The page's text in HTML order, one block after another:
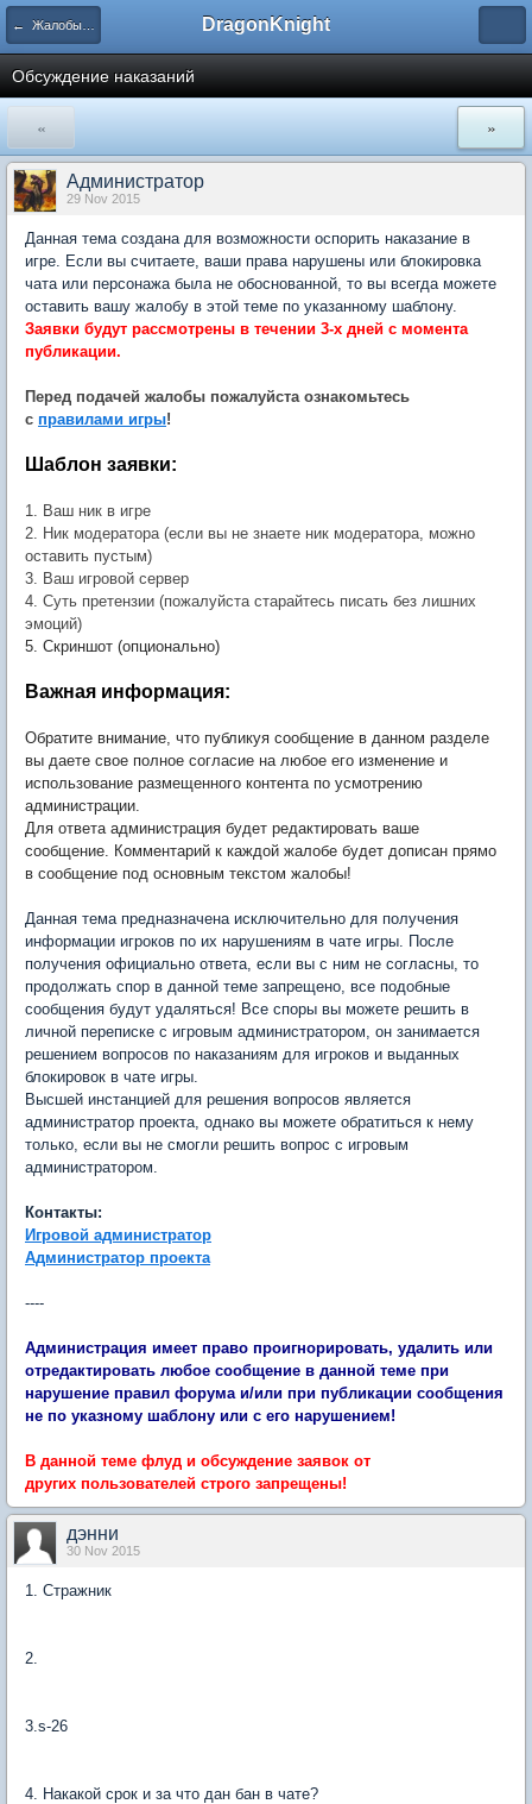
← Жалобы и наказания. Благодарности DragonKnight
Обсуждение наказаний
« »
Администратор
29 Nov 2015
Данная тема создана для возможности оспорить наказание в
игре. Если вы считаете, ваши права нарушены или блокировка
чата или персонажа была не обоснованной, то вы всегда можете
оставить вашу жалобу в этой теме по указанному шаблону.
Заявки будут рассмотрены в течении 3-х дней с момента
публикации.
Перед подачей жалобы пожалуйста ознакомьтесь
с правилами игры!
Шаблон заявки:
1. Ваш ник в игре
2. Ник модератора (если вы не знаете ник модератора, можно
оставить пустым)
3. Ваш игровой сервер
4. Суть претензии (пожалуйста старайтесь писать без лишних
эмоций)
5. Скриншот (опционально)
Важная информация:
Обратите внимание, что публикуя сообщение в данном разделе
вы даете свое полное согласие на любое его изменение и
использование размещенного контента по усмотрению
администрации.
Для ответа администрация будет редактировать ваше
сообщение. Комментарий к каждой жалобе будет дописан прямо
в сообщение под основным текстом жалобы!
Данная тема предназначена исключительно для получения
информации игроков по их нарушениям в чате игры. После
получения официально ответа, если вы с ним не согласны, то
продолжать спор в данной теме запрещено, все подобные
сообщения будут удаляться! Все споры вы можете решить в
личной переписке с игровым администратором, он занимается
решением вопросов по наказаниям для игроков и выданных
блокировок в чате игры.
Высшей инстанцией для решения вопросов является
администратор проекта, однако вы можете обратиться к нему
только, если вы не смогли решить вопрос с игровым
администратором.
Контакты:
Игровой администратор
Администратор проекта
----
​Администрация имеет право проигнорировать, удалить или
отредактировать любое сообщение в данной теме при
нарушение правил форума и/или при публикации сообщения
не по указному шаблону или с его нарушением!
В данной теме флуд и обсуждение заявок от
других пользователей строго запрещены!
дэнни
30 Nov 2015
1. Стражник
2.
3.s-26
4. Накакой срок и за что дан бан в чате?